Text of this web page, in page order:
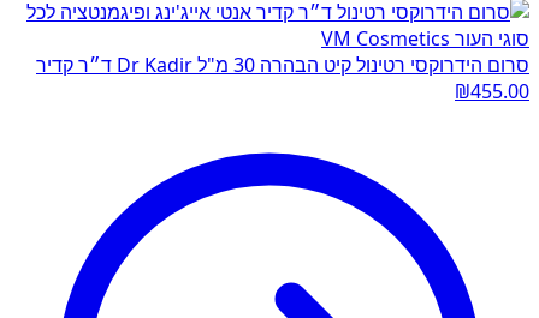
סרום הידרוקסי רטינול קיט הבהרה 30 מ"ל Dr Kadir ד״ר קדיר
₪455.00